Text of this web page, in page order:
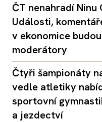
ČT nenahradí Ninu
Události,
v ekonomice
moderátory
Čtyři šampionáty
vedle atletiky
sportovní
a jezdectví